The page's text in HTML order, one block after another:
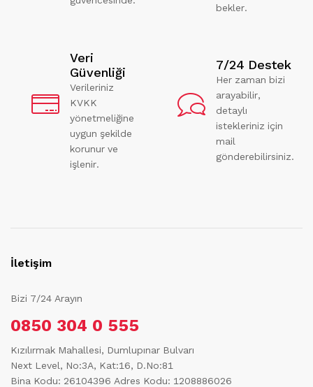
bekler.
Veri
Güvenliği
Verileriniz
KVKK
yönetmeliğine
uygun şekilde
korunur ve
işlenir.
7/24 Destek
Her zaman bizi
arayabilir,
detaylı
istekleriniz için
mail
gönderebilirsiniz.
İletişim
Bizi 7/24 Arayın
0850 304 0 555
Kızılırmak Mahallesi, Dumlupınar Bulvarı
Next Level, No:3A, Kat:16, D.No:81
Bina Kodu: 26104396 Adres Kodu: 1208886026